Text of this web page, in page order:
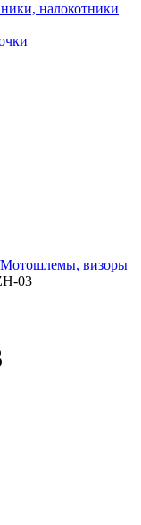
налокотники
Мотошлемы, визоры
03